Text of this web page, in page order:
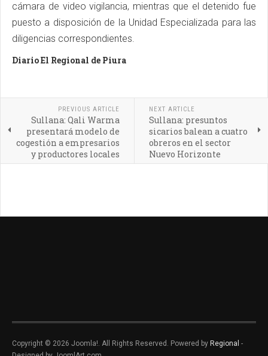
cámara de video vigilancia, mientras que el detenido fue
puesto a disposición de la Unidad Especializada para las
diligencias correspondientes.
Diario El Regional de Piura
PREVIOUS ARTICLE
Sullana: Qali Warma
presentará modelo de
cogestión a empresarios
y productores locales
NEXT ARTICLE
Sullana: presuntos
sicarios balean a cuatro
obreros en el sector
Nuevo Horizonte
Copyright © 2026 Joomla!. All Rights Reserved. Powered by Regional -